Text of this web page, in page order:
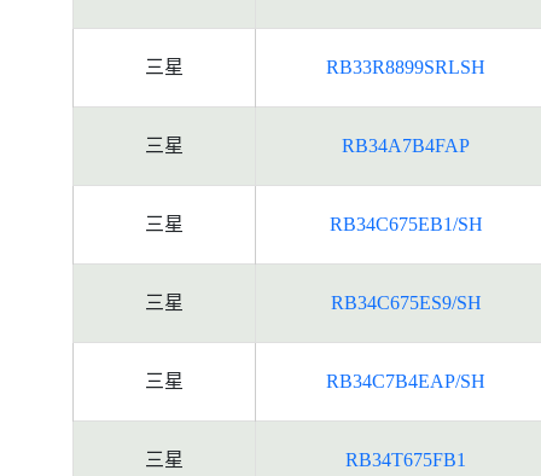
三星 RB33R8899SRLSH
三星 RB34A7B4FAP
三星 RB34C675EB1/SH
三星 RB34C675ES9/SH
三星 RB34C7B4EAP/SH
三星 RB34T675FB1